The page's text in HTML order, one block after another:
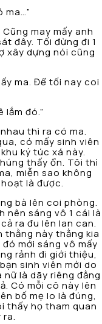
ma…”
may mấy anh
đây. Tối đừng đi 1
xây dựng nói cũng
ma. Để tối nay coi
lắm đó.”
thì ra có ma.
có mấy sinh viên
ký túc xá này.
thấy ổn. Tôi thì
miễn sao không
là được.
bà lên coi phòng.
nên sáng vô 1 cái là
ra đu lên lan can.
thằng này thằng kia
mới sáng vô mấy
rảnh đi giới thiệu,
sinh viên mới do
là dãy riêng đằng
Có mỗi cô này lên
bố mẹ lo là đúng,
thấy họ tham quan
ra.